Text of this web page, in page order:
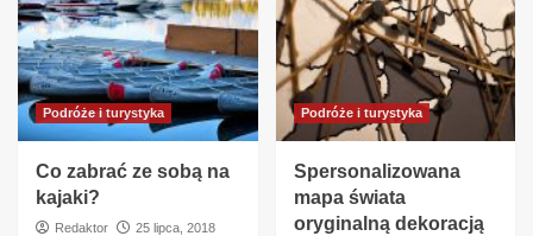
Podróże i turystyka
Co zabrać ze sobą na
kajaki?
Redaktor
25 lipca, 2018
Podróże i turystyka
Spersonalizowana
mapa świata
oryginalną dekoracją